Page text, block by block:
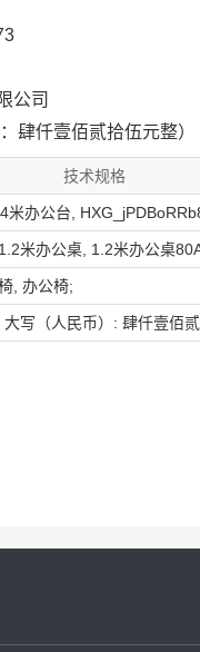
公司
肆仟壹佰贰拾伍元整）
技术规格
米办公台,
米办公桌, 1.2米办公桌
, 办公椅;
大写（人民币）: 肆仟壹佰